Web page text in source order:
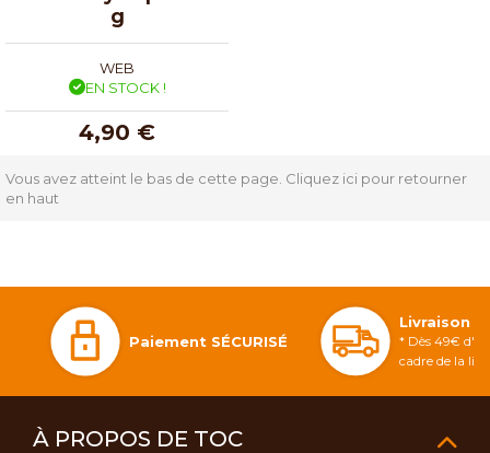
g
WEB
EN STOCK !
4,90 €
Vous avez atteint le bas de cette page. Cliquez ici pour retourner
en haut
Paiement SÉCURISÉ
Livraison
* Dès 49€
cadre de la
À PROPOS DE TOC